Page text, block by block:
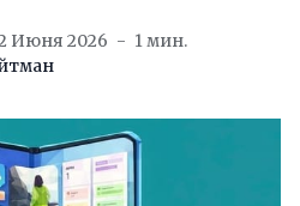
Июня 2026
1 мин.